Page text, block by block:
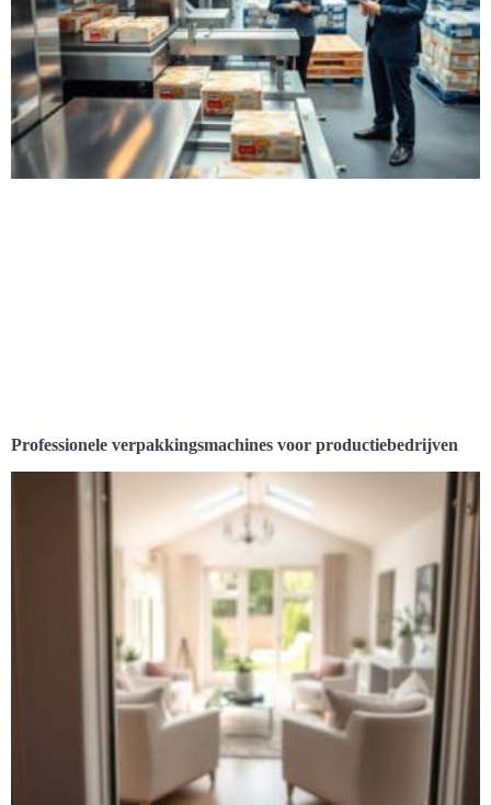
Professionele verpakkingsmachines voor productiebedrijven